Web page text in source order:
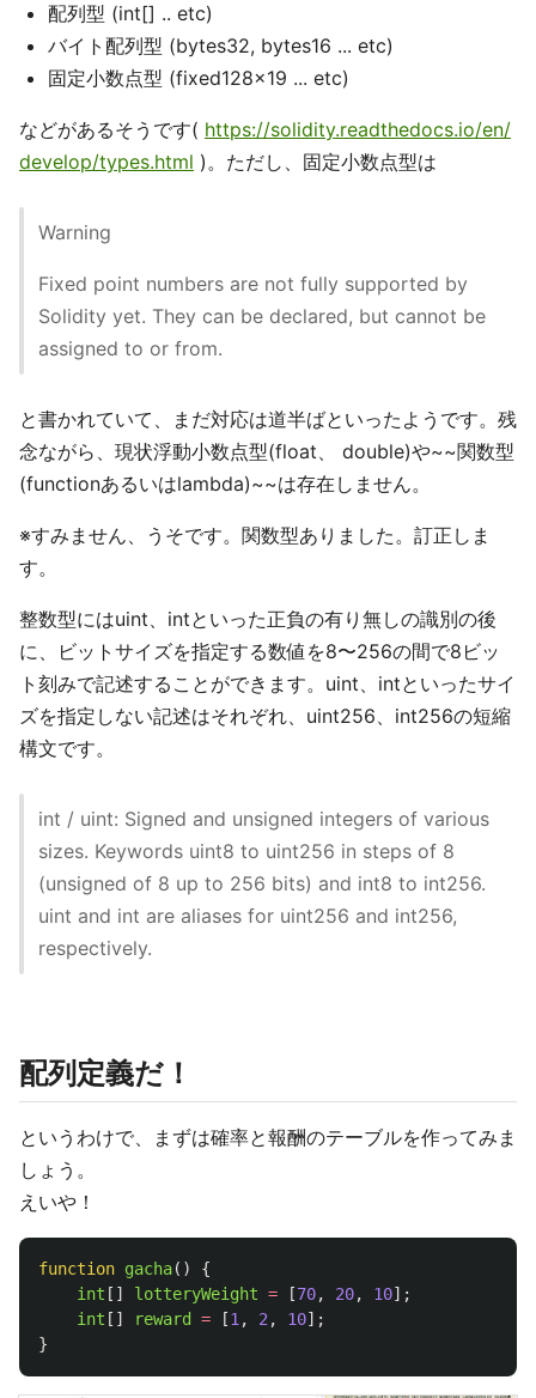
配列型 (int[] .. etc)
バイト配列型 (bytes32, bytes16 ... etc)
固定小数点型 (fixed128x19 ... etc)
などがあるそうです( https://solidity.readthedocs.io/en/
develop/types.html )。ただし、固定小数点型は
Warning
Fixed point numbers are not fully supported by
Solidity yet. They can be declared, but cannot be
assigned to or from.
と書かれていて、まだ対応は道半ばといったようです。残
念ながら、現状浮動小数点型(float、 double)や~~関数型
(functionあるいはlambda)~~は存在しません。
※すみません、うそです。関数型ありました。訂正しま
す。
整数型にはuint、intといった正負の有り無しの識別の後
に、ビットサイズを指定する数値を8〜256の間で8ビッ
ト刻みで記述することができます。uint、intといったサイ
ズを指定しない記述はそれぞれ、uint256、int256の短縮
構文です。
int / uint: Signed and unsigned integers of various
sizes. Keywords uint8 to uint256 in steps of 8
(unsigned of 8 up to 256 bits) and int8 to int256.
uint and int are aliases for uint256 and int256,
respectively.
配列定義だ！
というわけで、まずは確率と報酬のテーブルを作ってみま
しょう。
えいや！
function gacha()
{
int [] lotteryWeight = [70, 20, 10];
int [] reward = [1 , 2 , 10];
}